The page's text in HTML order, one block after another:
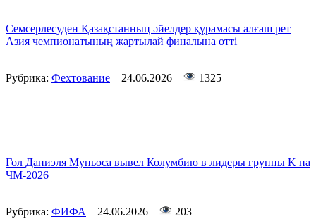
Семсерлесуден Қазақстанның әйелдер құрамасы алғаш рет
Азия чемпионатының жартылай финалына өтті
Рубрика: Фехтование 24.06.2026 1325
Гол Даниэля Муньоса вывел Колумбию в лидеры группы K на
ЧМ-2026
Рубрика: ФИФА 24.06.2026 203